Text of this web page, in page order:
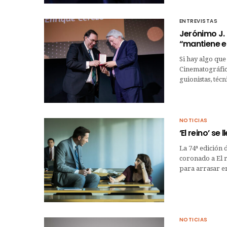
ENTREVISTAS
Jerónimo
“mantiene
Si hay algo
guionistas,
NOTICIAS
‘El reino’
La 74ª edición
coronado a El
para arrasar
NOTICIAS